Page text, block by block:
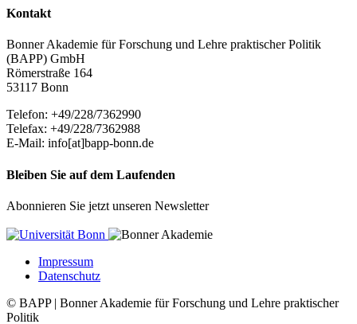
Kontakt
Bonner Akademie für Forschung und Lehre praktischer Politik
(BAPP) GmbH
Römerstraße 164
53117 Bonn
Telefon: +49/228/7362990
Telefax: +49/228/7362988
E-Mail: info[at]bapp-bonn.de
Bleiben Sie auf dem Laufenden
Abonnieren Sie jetzt unseren Newsletter
Impressum
Datenschutz
© BAPP | Bonner Akademie für Forschung und Lehre praktischer
Politik